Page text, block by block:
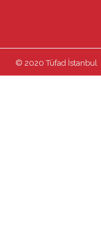
© 2020 Tüfad İstanbul